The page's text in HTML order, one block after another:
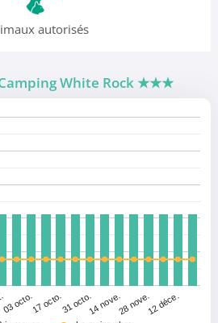
autorisés
White Rock ★★★
03 octo.17 octo.31 octo.14 nove.28 nove.12 déce.